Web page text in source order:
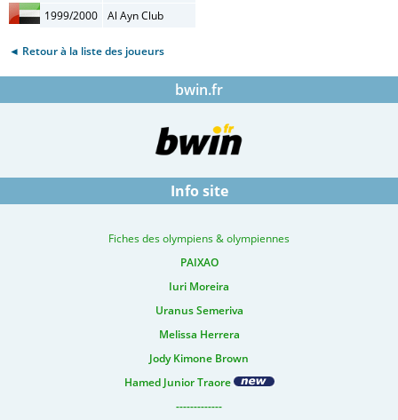
1999/2000
Al Ayn Club
◄ Retour à la liste des joueurs
bwin.fr
Info site
Fiches des olympiens & olympiennes
PAIXAO
Iuri Moreira
Uranus Semeriva
Melissa Herrera
Jody Kimone Brown
Hamed Junior Traore
-------------